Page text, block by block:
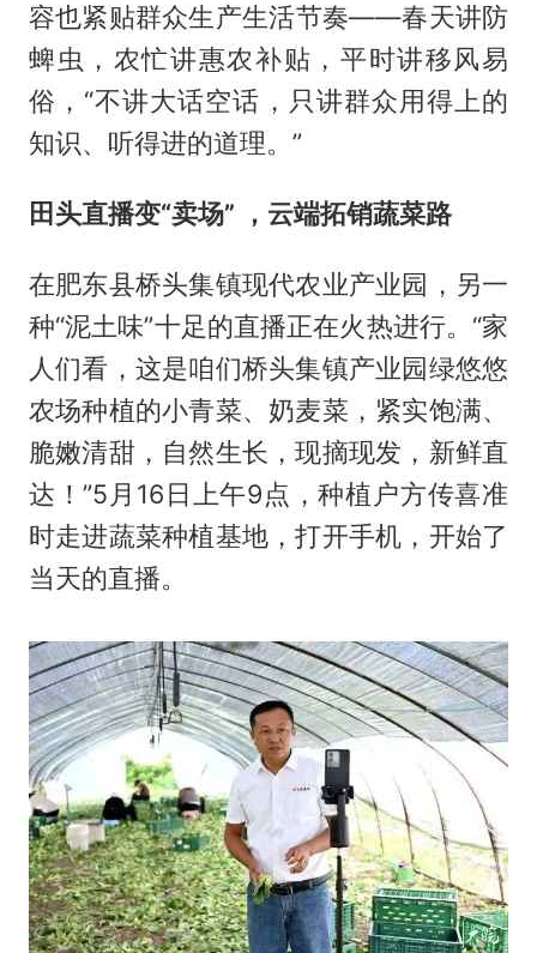
容也紧贴群众生产生活节奏——春天讲防
蜱虫，农忙讲惠农补贴，平时讲移风易
俗，“不讲大话空话，只讲群众用得上的
知识、听得进的道理。”
田头直播变“卖场” ，云端拓销蔬菜路
在肥东县桥头集镇现代农业产业园，另一
种“泥土味”十足的直播正在火热进行。“家
人们看，这是咱们桥头集镇产业园绿悠悠
农场种植的小青菜、奶麦菜，紧实饱满、
脆嫩清甜，自然生长，现摘现发，新鲜直
达！”5月16日上午9点，种植户方传喜准
时走进蔬菜种植基地，打开手机，开始了
当天的直播。